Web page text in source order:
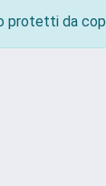
protetti da